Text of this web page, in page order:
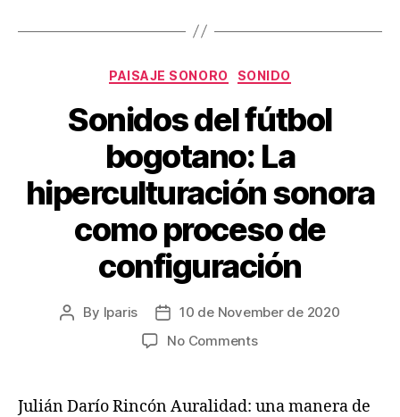
Categories
PAISAJE SONORO SONIDO
Sonidos del fútbol
bogotano: La
hiperculturación sonora
como proceso de
configuración
Post
By lparis
Post
date
10 de November de 2020
No Commentson
fútbol
Julián Darío Rincón Auralidad: una manera de